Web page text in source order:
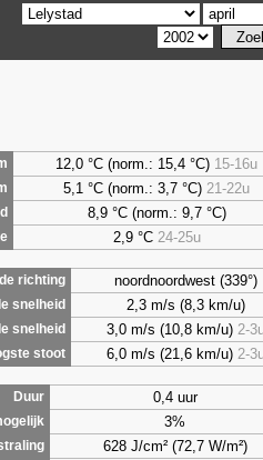
12,0 °C (norm.: 15,4 °C) 15-16u
5,1 °C (norm.: 3,7 °C) 21-22u
8,9°C (norm.: 9,7 °C)
2,9°C 24-25u
richting noordnoordwest (339°)
snelheid 2,3 m/s (8,3 km/u)
snelheid 3,0 m/s (10,8 km/u) 2-
stoot 6,0 m/s (21,6 km/u) 2-
Duur 0,4 uur
3%
628 J/cm² (72,7 W/m²)